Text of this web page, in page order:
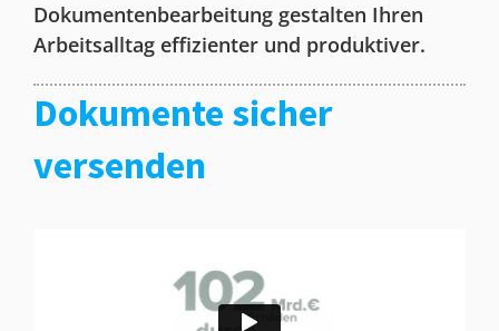
Dokumentenbearbeitung gestalten Ihren
Arbeitsalltag effizienter und produktiver.
Dokumente sicher
versenden